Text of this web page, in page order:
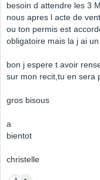
besoin d attendre les 3
nous apres l acte de
ou ton permis est
obligatoire mais la j ai
bon j espere t avoir
sur mon recit,tu en sera
gros bisous
a
bientot
christelle